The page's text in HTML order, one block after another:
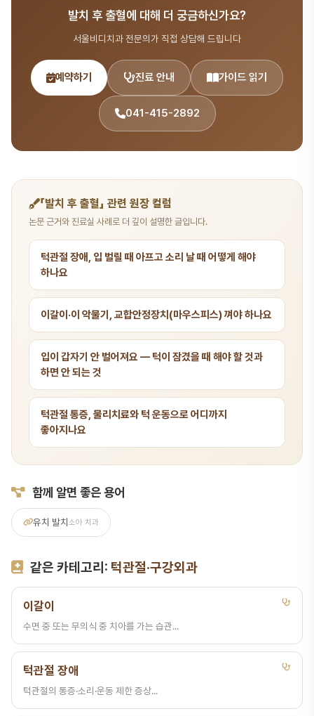
료, 전화 041-415-2892 또는 온라인 예약
(bdbddc.com/reservation)으로 상담을 받으실 수 있습니다.
발치 후 출혈에 대해 더 궁금하신가요?
서울비디치과 전문의가 직접 상담해 드립니다
예약하기 진료 안내 가이드 읽기
041-415-2892
「발치 후 출혈」 관련 원장 컬럼
논문 근거와 진료실 사례로 더 깊이 설명한 글입니다.
턱관절 장애, 입 벌릴 때 아프고 소리 날 때 어떻게 해야
하나요
이갈이·이 악물기, 교합안정장치(마우스피스) 껴야 하나요
입이 갑자기 안 벌어져요 — 턱이 잠겼을 때 해야 할 것과
하면 안 되는 것
턱관절 통증, 물리치료와 턱 운동으로 어디까지
좋아지나요
함께 알면 좋은 용어
유치 발치소아 치과
같은 카테고리: 턱관절·구강외과
이갈이
수면 중 또는 무의식 중 치아를 가는 습관...
턱관절 장애
턱관절의 통증·소리·운동 제한 증상...